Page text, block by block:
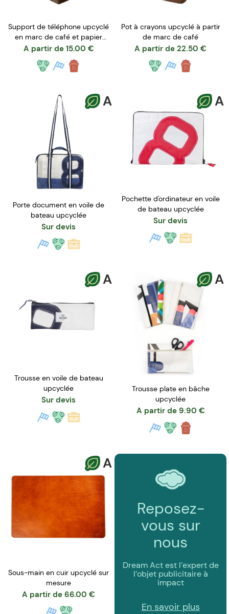
Support de téléphone upcyclé
en marc de café et papier
recyclé
A partir de 15.00 €
Pot à crayons upcyclé à partir
de marc de café
A partir de 22.50 €
A
Porte document en voile de
bateau upcyclée
Sur devis
A
Pochette d'ordinateur en voile
de bateau upcyclée
Sur devis
A
Trousse en voile de bateau
upcyclée
Sur devis
A
Trousse plate en bâche
upcyclée
A partir de 9.90 €
A
Sous-main en cuir upcyclé sur
mesure
A partir de 66.00 €
Reposez-
vous sur
nous
Dream Act est l’expert de
l’objet publicitaire à
impact
En savoir plus